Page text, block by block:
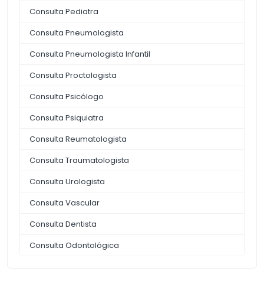
Consulta Pediatra
Consulta Pneumologista
Consulta Pneumologista Infantil
Consulta Proctologista
Consulta Psicólogo
Consulta Psiquiatra
Consulta Reumatologista
Consulta Traumatologista
Consulta Urologista
Consulta Vascular
Consulta Dentista
Consulta Odontológica